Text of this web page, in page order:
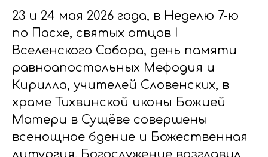
23 и 24 мая 2026 года, в Неделю 7-ю
по Пасхе, святых отцов I
Вселенского Собора, день памяти
равноапостольных Мефодия и
Кирилла, учителей Словенских, в
храме Тихвинской иконы Божией
Матери в Сущёве совершены
всенощное бдение и Божественная